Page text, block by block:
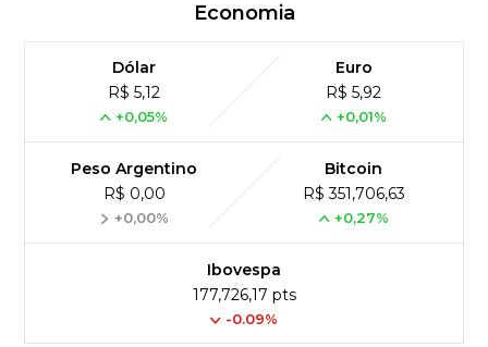
Economia
Dólar
R$ 5,12
+0,05%
Euro
R$ 5,92
+0,01%
Peso Argentino
R$ 0,00
+0,00%
Bitcoin
R$ 351,706,63
+0,27%
Ibovespa
177,726,17 pts
-0.09%